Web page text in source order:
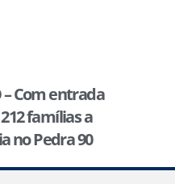
– Com entrada
famílias a
no Pedra 90